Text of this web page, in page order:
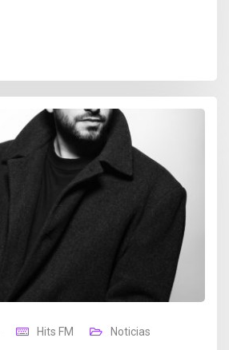
Hits FM Noticias